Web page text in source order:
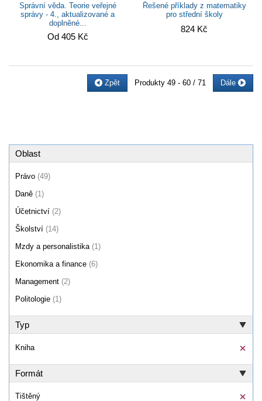
Správní věda. Teorie veřejné
správy - 4., aktualizované a
doplněné...
Od 405 Kč
Řešené příklady z matematiky
pro střední školy
824 Kč
Zpět Produkty 49 - 60 / 71 Dále
Oblast
Právo (49)
Daně (1)
Účetnictví (2)
Školství (14)
Mzdy a personalistika (1)
Ekonomika a finance (6)
Management (2)
Politologie (1)
Typ
Kniha
Formát
Tištěný